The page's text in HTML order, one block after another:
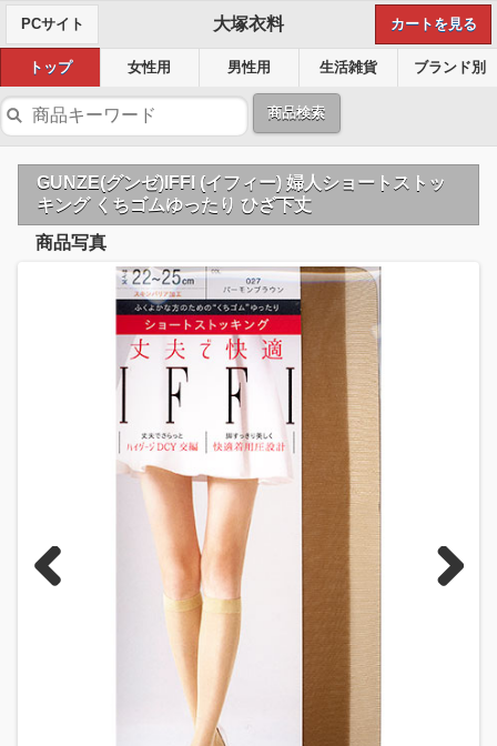
PCサイト 大塚衣料 カートを見る
トップ 女性用 男性用 生活雑貨 ブランド別
商品検索
GUNZE(グンゼ)IFFI (イフィー) 婦人ショートストッ
キング くちゴムゆったり ひざ下丈
商品写真